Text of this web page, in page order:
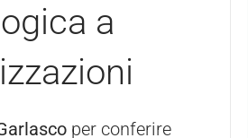
a
per conferire